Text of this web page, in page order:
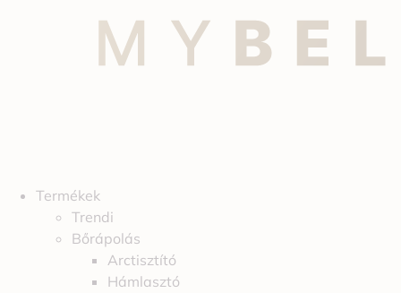
Termékek
Trendi
Bőrápolás
Arctisztító
Hámlasztó